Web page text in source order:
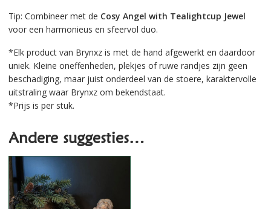
Tip: Combineer met de Cosy Angel with Tealightcup Jewel
voor een harmonieus en sfeervol duo.
*Elk product van Brynxz is met de hand afgewerkt en daardoor
uniek. Kleine oneffenheden, plekjes of ruwe randjes zijn geen
beschadiging, maar juist onderdeel van de stoere, karaktervolle
uitstraling waar Brynxz om bekendstaat.
*Prijs is per stuk.
Andere suggesties…